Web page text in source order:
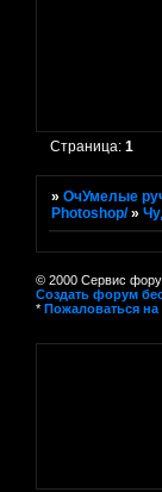
Страница:1
»ОчУмелые
Photoshop/ »
© 2000 Сервис
Создать форум
* Пожаловаться